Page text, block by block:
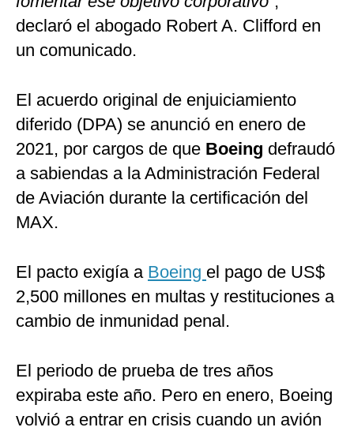
declaró el abogado Robert A. Clifford en
un comunicado.
El acuerdo original de enjuiciamiento
diferido (DPA) se anunció en enero de
2021, por cargos de que Boeing defraudó
a sabiendas a la Administración Federal
de Aviación durante la certificación del
MAX.
El pacto exigía a Boeing el pago de US$
2,500 millones en multas y restituciones a
cambio de inmunidad penal.
El periodo de prueba de tres años
expiraba este año. Pero en enero, Boeing
volvió a entrar en crisis cuando un avión